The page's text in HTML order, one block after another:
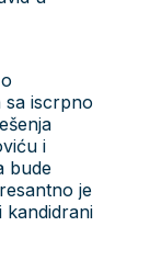
sa iscrpno
i
bude
je
kandidrani